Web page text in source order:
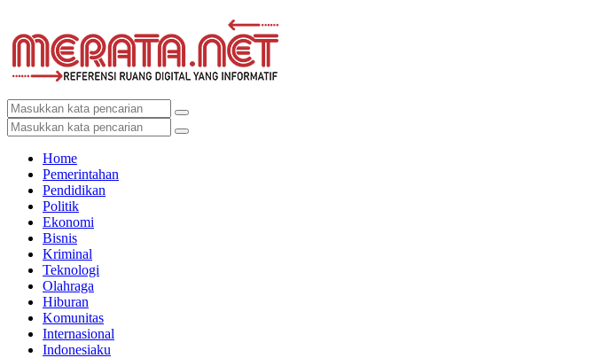
Home
Pemerintahan
Pendidikan
Politik
Ekonomi
Bisnis
Kriminal
Teknologi
Olahraga
Hiburan
Komunitas
Internasional
Indonesiaku